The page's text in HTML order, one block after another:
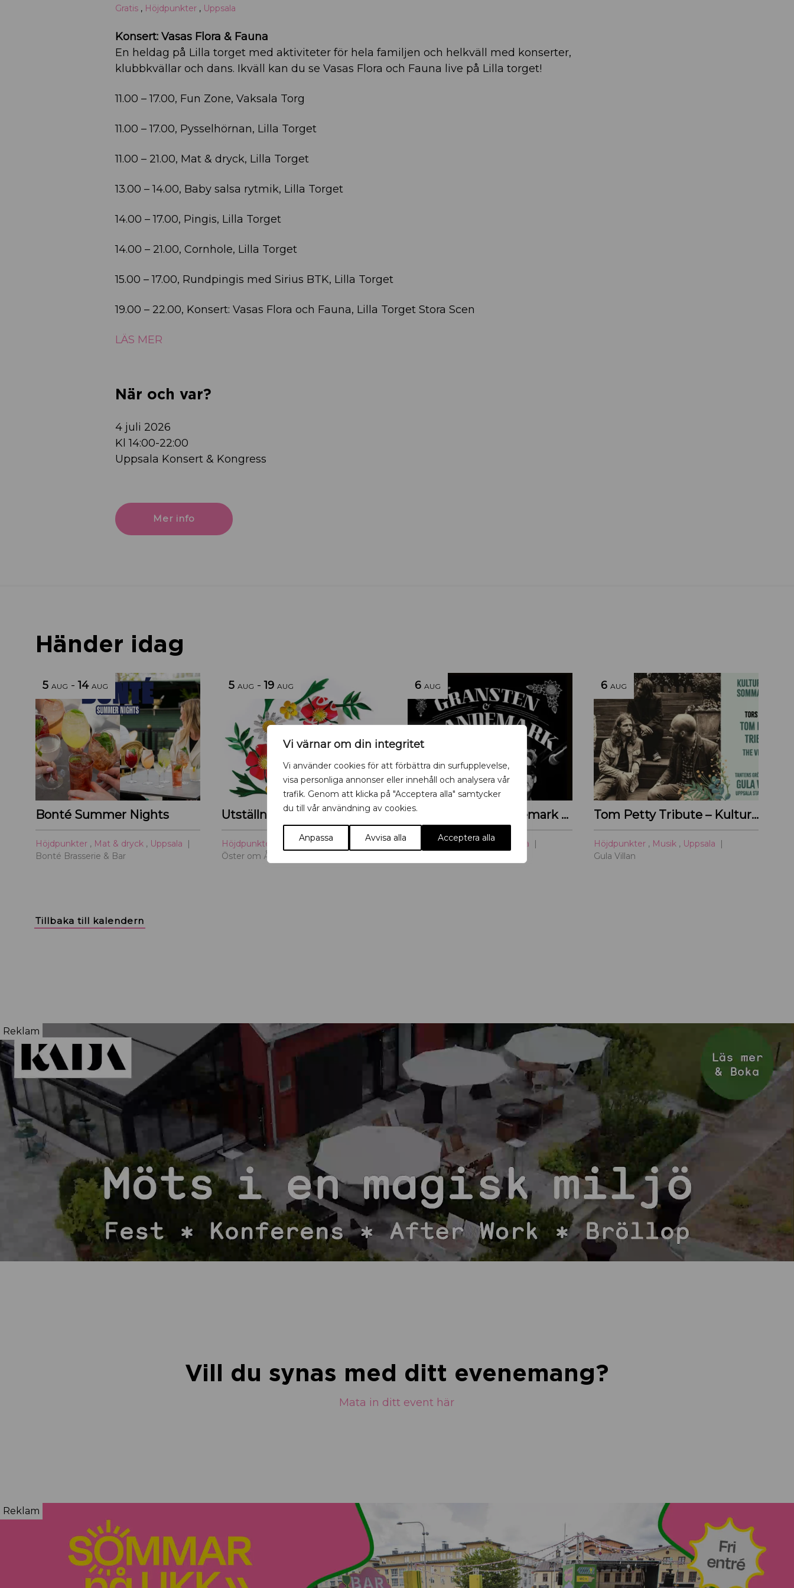
Vi värnar om din integritet
Vi använder cookies för att förbättra din surfupplevelse,
visa personliga annonser eller innehåll och analysera vår
trafik. Genom att klicka på "Acceptera alla" samtycker
du till vår användning av cookies.
Anpassa Avvisa alla Acceptera alla
Gratis , Höjdpunkter , Uppsala
Konsert: Vasas Flora & Fauna
En heldag på Lilla torget med aktiviteter för hela familjen och helkväll med konserter,
klubbkvällar och dans. Ikväll kan du se Vasas Flora och Fauna live på Lilla torget!
11.00 – 17.00, Fun Zone, Vaksala Torg
11.00 – 17.00, Pysselhörnan, Lilla Torget
11.00 – 21.00, Mat & dryck, Lilla Torget
13.00 – 14.00, Baby salsa rytmik, Lilla Torget
14.00 – 17.00, Pingis, Lilla Torget
14.00 – 21.00, Cornhole, Lilla Torget
15.00 – 17.00, Rundpingis med Sirius BTK, Lilla Torget
19.00 – 22.00, Konsert: Vasas Flora och Fauna, Lilla Torget Stora Scen
LÄS MER
När och var?
4 juli 2026
Kl 14:00-22:00
Uppsala Konsert & Kongress
Mer info
Händer idag
5 AUG -14 AUG
Bonté Summer Nights
Höjdpunkter , Mat & dryck , Uppsala
Bonté Brasserie & Bar
5 AUG -19 AUG
Utställning Öster om Ån
Höjdpunkter Konst ,Uppsala
Öster om Ån
6 AUG
Linda & Mats Brandemark & Marc Gransten
Höjdpunkter,Musik,
Uppsala
6 AUG
Tom Petty Tribute – Kulturoasens sommarscen 2026
Höjdpunkter , Musik , Uppsala
Gula Villan
Tillbaka till kalendern
Reklam
Vill du synas med ditt evenemang?
Mata in ditt event här
Reklam